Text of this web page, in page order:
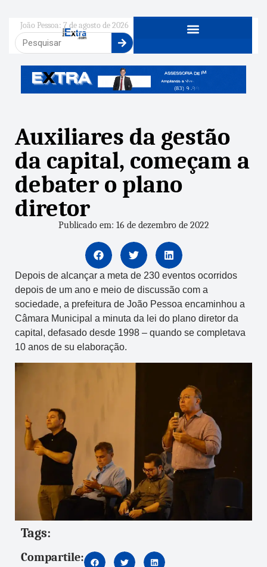
João Pessoa: 7 de agosto de 2026
Auxiliares da gestão
da capital, começam a
debater o plano
diretor
Publicado em: 16 de dezembro de 2022
Depois de alcançar a meta de 230 eventos ocorridos
depois de um ano e meio de discussão com a
sociedade, a prefeitura de João Pessoa encaminhou a
Câmara Municipal a minuta da lei do plano diretor da
capital, defasado desde 1998 – quando se completava
10 anos de su elaboração.
Tags:
Compartile: